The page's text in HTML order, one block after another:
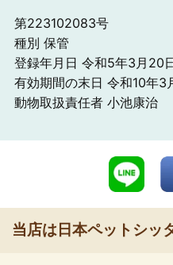
第223102083号
種別 保管
登録年月日 令和5年3月20
有効期間の末日 令和10年3
動物取扱責任者 小池康治
当店は日本ペットシッ